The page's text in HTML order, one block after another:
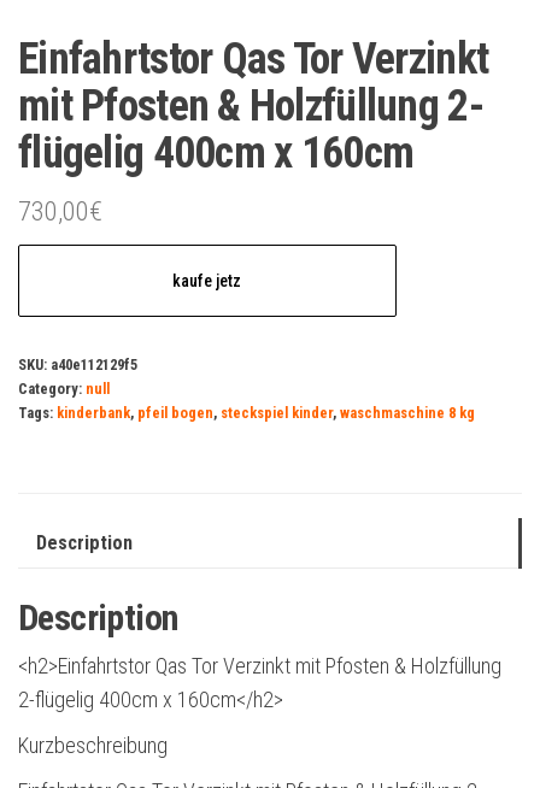
Einfahrtstor Qas Tor Verzinkt
mit Pfosten & Holzfüllung 2-
flügelig 400cm x 160cm
730,00€
kaufe jetz
SKU: a40e112129f5
Category: null
Tags: kinderbank, pfeil bogen, steckspiel kinder, waschmaschine 8 kg
Description
Description
<h2>Einfahrtstor Qas Tor Verzinkt mit Pfosten & Holzfüllung
2-flügelig 400cm x 160cm</h2>
Kurzbeschreibung